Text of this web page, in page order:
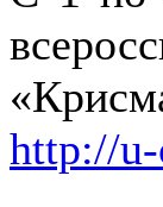
http://